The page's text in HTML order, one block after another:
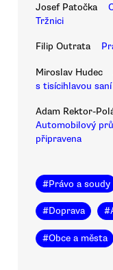
Josef Patočka
Tržnici
Filip Outrata
Miroslav Hudec
s tisícihlavou
Adam Rektor-
Automobilový
připravena
#Právo a soudy
#Doprava #
#Obce a města